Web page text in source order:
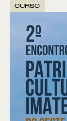
VER POR:
CURSO